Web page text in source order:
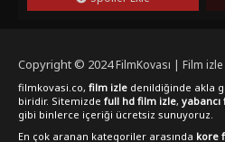
yolculuğa çıkmak isteyenler için
Copyright © 2024FilmKovası | Film
filmkovasi.co, film izle denildiğinde akla
biridir. Sitemizde full hd film izle,
gibi binlerce içeriği ücretsiz sunuyoruz.
En çok aranan kategoriler arasında kore